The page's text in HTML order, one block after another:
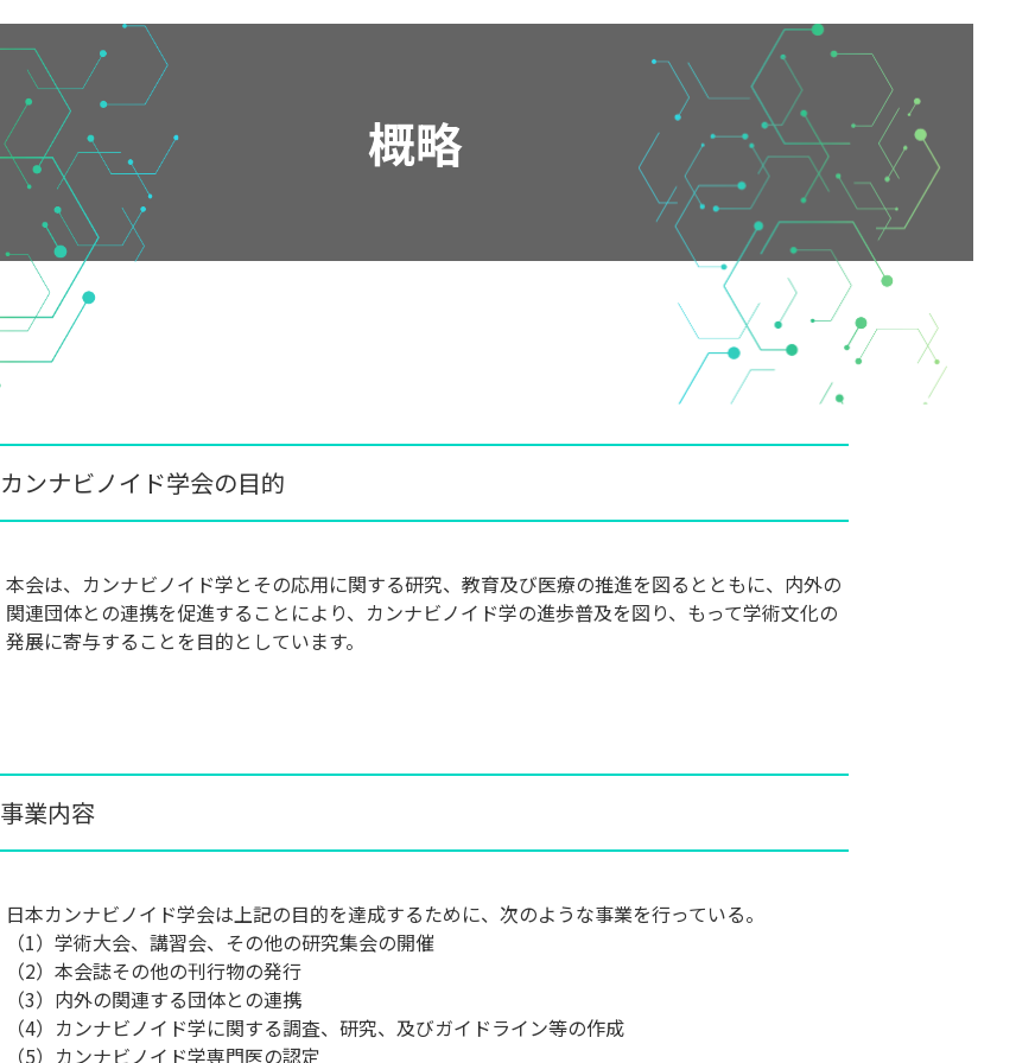
概略
カンナビノイド学会の目的
本会は、カンナビノイド学とその応用に関する研究、教育及び医療の推進を図るとともに、内外の
関連団体との連携を促進することにより、カンナビノイド学の進歩普及を図り、もって学術文化の
発展に寄与することを目的としています。
事業内容
日本カンナビノイド学会は上記の目的を達成するために、次のような事業を行っている。
（1）学術大会、講習会、その他の研究集会の開催
（2）本会誌その他の刊行物の発行
（3）内外の関連する団体との連携
（4）カンナビノイド学に関する調査、研究、及びガイドライン等の作成
（5）カンナビノイド学専門医の認定